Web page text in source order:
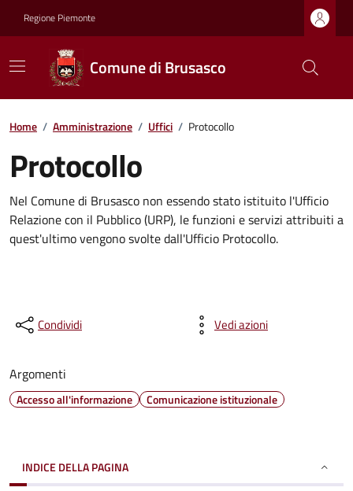
Regione Piemonte
Comune di Brusasco
Home / Amministrazione / Uffici / Protocollo
Protocollo
Nel Comune di Brusasco non essendo stato istituito l'Ufficio
Relazione con il Pubblico (URP), le funzioni e servizi attribuiti a
quest'ultimo vengono svolte dall'Ufficio Protocollo.
Condividi Vedi azioni
Argomenti
Accesso all'informazione Comunicazione istituzionale
INDICE DELLA PAGINA